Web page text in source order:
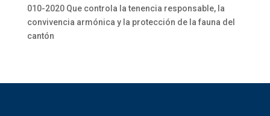
010-2020 Que controla la tenencia responsable, la
convivencia armónica y la protección de la fauna del
cantón